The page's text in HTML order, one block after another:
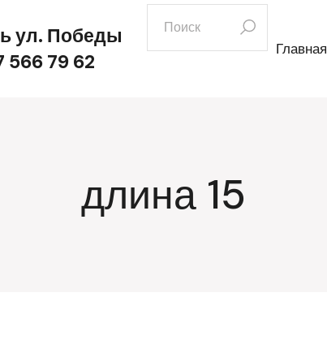
ул. Победы
566 79 62
искать:
Главная
длина 15